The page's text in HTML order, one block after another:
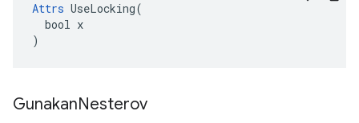
Attrs UseLocking(
  bool x
)
GunakanNesterov